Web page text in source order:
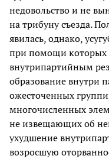
недовольство и не
на трибуну съезда.
явилась, однако,
при помощи которых
внутрипартийным
образование внутри
ожесточенных
многочисленных
не извещающих об
ухудшение
возросшую